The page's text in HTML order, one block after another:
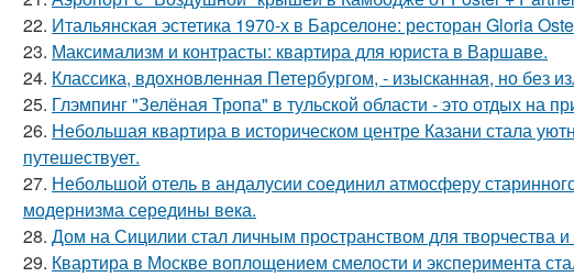
22. Итальянская эстетика 1970-х в Барселоне: ресторан Gloria
23. Максимализм и контрасты: квартира для юриста в Варшаве.
24. Классика, вдохновленная Петербургом, - изысканная, но без
25. Глэмпинг "Зелёная Тропа" в тульской области - это отдых на
26. Небольшая квартира в историческом центре Казани стала
путешествует.
27. Небольшой отель в андалусии соединил атмосферу
модернизма середины века.
28. Дом на Сицилии стал личным пространством для творчества
29. Квартира в Москве воплощением смелости и эксперимента